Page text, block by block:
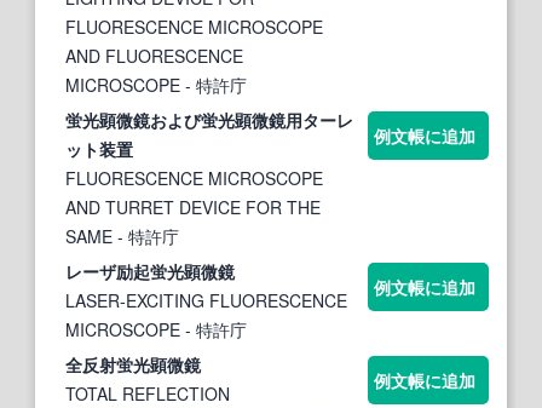
FLUORESCENCE MICROSCOPE
AND FLUORESCENCE
MICROSCOPE - 特許庁
蛍光顕微鏡および蛍光顕微鏡用ターレ
ット装置
FLUORESCENCE MICROSCOPE
AND TURRET DEVICE FOR THE
SAME - 特許庁
例文帳に追加
レーザ励起蛍光顕微鏡
LASER-EXCITING FLUORESCENCE
MICROSCOPE - 特許庁
例文帳に追加
全反射蛍光顕微鏡
TOTAL REFLECTION
例文帳に追加